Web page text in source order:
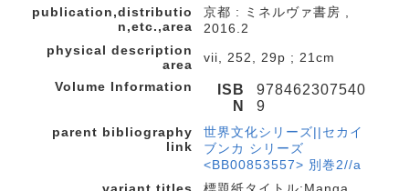
publication,distributio
n,etc.,area
京都 : ミネルヴァ書房 ,
2016.2
physical description
area
vii, 252, 29p ; 21cm
Volume Information
ISB
N
978462307540
9
parent bibliography
link
世界文化シリーズ||セカイ
ブンカ シリーズ
<BB00853557> 別巻2//a